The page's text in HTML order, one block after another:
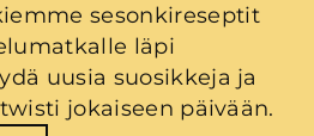
sesonkireseptit
läpi
uusia suosikkeja ja
jokaiseen päivään.